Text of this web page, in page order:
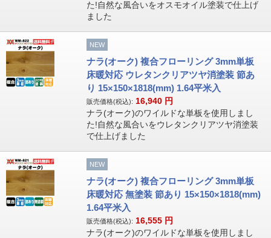
た!自然な風合いをオスモオイル塗装で仕上げ
ました
NEW
ナラ(オーク) 複合フローリング 3mm単板
床暖対応 ウレタンクリアツヤ消塗装 節あ
り 15×150×1818(mm) 1.64平米入
販売価格(税込): 16,940 円
ナラ(オーク)のワイルドな単板を使用しまし
た!自然な風合いをウレタンクリアツヤ消塗装
で仕上げました
NEW
ナラ(オーク) 複合フローリング 3mm単板
床暖対応 無塗装 節あり 15×150×1818(mm)
1.64平米入
販売価格(税込): 16,555 円
ナラ(オーク)のワイルドな単板を使用しまし